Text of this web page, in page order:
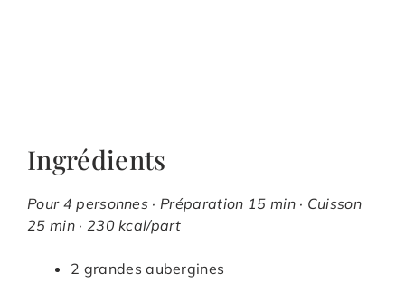
Ingrédients
Pour 4 personnes · Préparation 15 min · Cuisson
25 min · 230 kcal/part
2 grandes aubergines